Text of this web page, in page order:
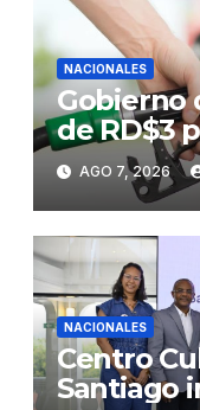
NACIONALES
Gobierno
de RD$3
premium
AGO 7, 2026
NACIONALES
Centro
Santiago